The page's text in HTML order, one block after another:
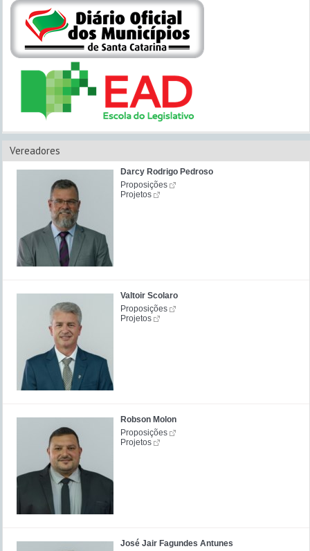
Vereadores
Darcy Rodrigo Pedroso
Proposições
Projetos
Valtoir Scolaro
Proposições
Projetos
Robson Molon
Proposições
Projetos
José Jair Fagundes Antunes